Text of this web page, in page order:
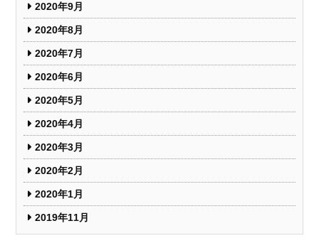
2020年9月
2020年8月
2020年7月
2020年6月
2020年5月
2020年4月
2020年3月
2020年2月
2020年1月
2019年11月